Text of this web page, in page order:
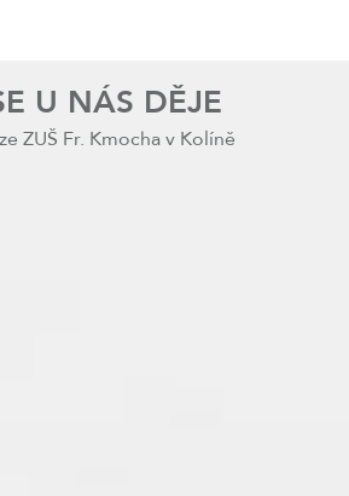
U NÁS DĚJE
ZUŠ Fr. Kmocha v Kolíně